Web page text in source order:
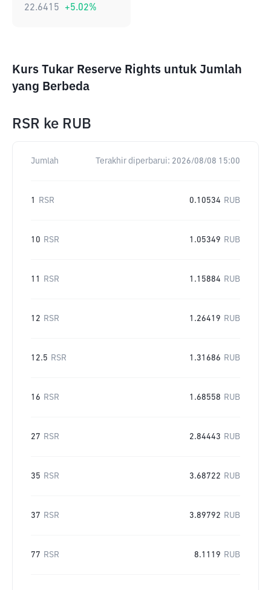
22.6415 +5.02%
Kurs Tukar Reserve Rights untuk Jumlah
yang Berbeda
RSR ke RUB
Jumlah Terakhir diperbarui: 2026/08/08 15:00
1 RSR 0.10534 RUB
10 RSR 1.05349 RUB
11 RSR 1.15884 RUB
12 RSR 1.26419 RUB
12.5 RSR 1.31686 RUB
16 RSR 1.68558 RUB
27 RSR 2.84443 RUB
35 RSR 3.68722 RUB
37 RSR 3.89792 RUB
77 RSR 8.1119 RUB